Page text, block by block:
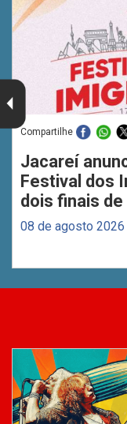
Compartilhe
Jacareí
Festival dos
dois finais
08 de agosto 2026